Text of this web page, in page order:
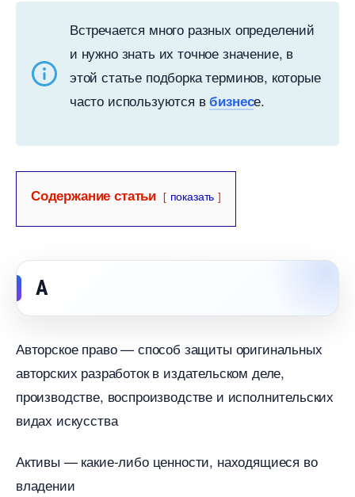
стречается много разных определений
и нужно знать их точное значение,
этой статье подборка терминов, которые
часто используютсяизнесе.
Содержание статьи показать
А
Авторское право — способ защиты оригинальных
авторских разработок в издательском деле,
производстве, воспроизводстве и исполнительских
идах искусства
Активы — какие-либо ценности, находящиеся во
ладении